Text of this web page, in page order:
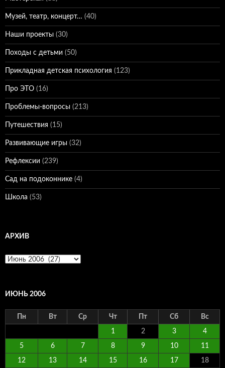
Музей, театр, концерт… (40)
Наши проекты (30)
Походы с детьми (50)
Прикладная детская психология (123)
Про ЭТО (16)
Проблемы-вопросы (213)
Путешествия (15)
Развивающие игры (32)
Рефлексии (239)
Сад на подоконнике (4)
Школа (53)
АРХИВ
Архив
ИЮНЬ 2006
Пн Вт Ср Чт Пт Сб Вс
1 2 3 4
5 6 7 8 9 10 11
12 13 14 15 16 17 18